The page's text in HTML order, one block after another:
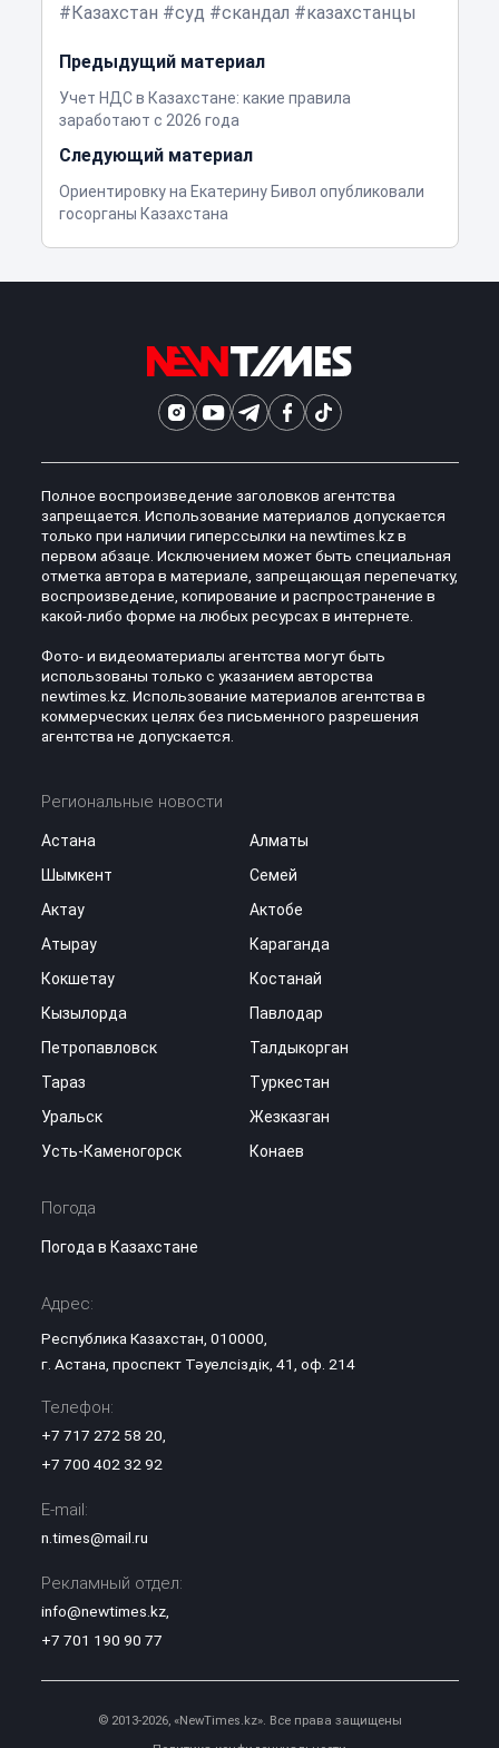
Казахстан
суд скандал казахстанцы
Предыдущий материал
Учет НДС в Казахстане: какие правила
заработают с 2026 года
Следующий материал
Ориентировку на Екатерину Бивол опубликовали
госорганы Казахстана
Полное воспроизведение заголовков агентства
запрещается. Использование материалов допускается
только при наличии гиперссылки на newtimes.kz в
первом абзаце. Исключением может быть специальная
отметка автора в материале, запрещающая перепечатку,
воспроизведение, копирование и распространение в
какой-либо форме на любых ресурсах в интернете.
Фото- и видеоматериалы агентства могут быть
использованы только с указанием авторства
newtimes.kz. Использование материалов агентства в
коммерческих целях без письменного разрешения
агентства не допускается.
Региональные новости
Астана
Алматы
Шымкент
Семей
Актау
Актобе
Атырау
Караганда
Кокшетау
Костанай
Кызылорда
Павлодар
Петропавловск
Талдыкорган
Тараз
Туркестан
Уральск
Жезказган
Усть-Каменогорск
Конаев
Погода
Погода в Казахстане
Адрес:
Республика Казахстан, 010000,
г. Астана, проспект Тәуелсіздік, 41, оф. 214
Телефон:
+7 717 272 58 20
+7 700 402 32 92
E-mail:
n.times@mail.ru
Рекламный отдел:
info@newtimes.kz,
+7 701 190 90 77
© 2013-2026, «NewTimes.kz». Все права защищены